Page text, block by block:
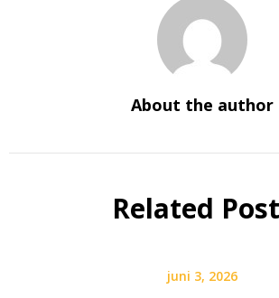
About the author
Related
juni 3, 2026